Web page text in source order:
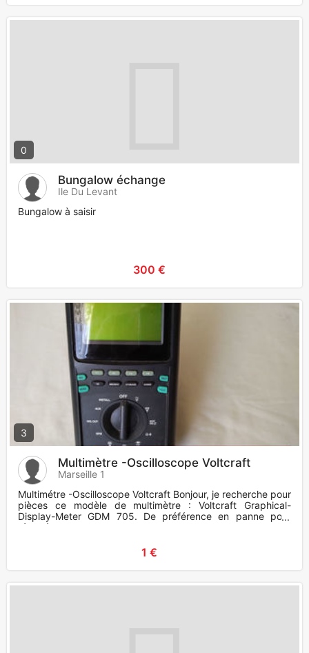
0
Bungalow échange
Ile Du Levant
Bungalow à saisir
300 €
3
Multimètre -Oscilloscope Voltcraft
Marseille 1
Multimétre -Oscilloscope Voltcraft Bonjour, je recherche pour
pièces ce modèle de multimètre : Voltcraft Graphical-
Display-Meter GDM 705. De préférence en panne pour
récupérer
1 €